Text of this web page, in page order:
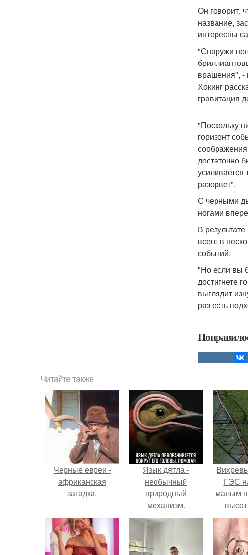
Он говорит,
название,
интересны
"Снаружи
вращения", -
Хокинг
гравитация
"Поскольку
горизонт
достаточно
усиливается
разорвет".
С черными
ногами
В
всего в
событий.
"Но если вы
достигнете
выглядит
раз есть
Читайте также
Черные евреи -
африканская
загадка.
Язык дятла -
необычный
природный
механизм.
ГЭС
малым